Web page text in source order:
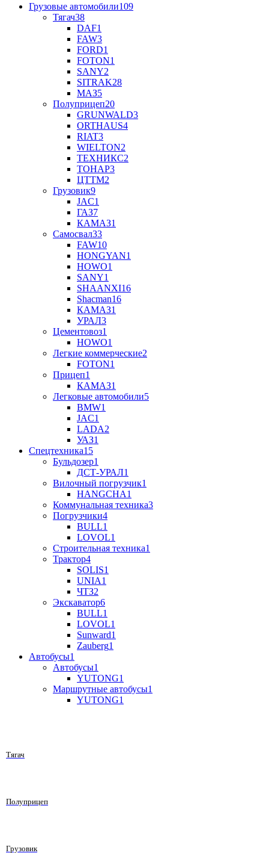
Грузовые автомобили109
Тягач38
DAF1
FAW3
FORD1
FOTON1
SANY2
SITRAK28
МАЗ5
Полуприцеп20
GRUNWALD3
ORTHAUS4
RIAT3
WIELTON2
ТЕХНИКС2
ТОНАР3
ЦТТМ2
Грузовик9
JAC1
ГАЗ7
КАМАЗ1
Самосвал33
FAW10
HONGYAN1
HOWO1
SANY1
SHAANXI16
Shaсman16
КАМАЗ1
УРАЛ3
Цементовоз1
HOWO1
Легкие коммерческие2
FOTON1
Прицеп1
КАМАЗ1
Легковые автомобили5
BMW1
JAC1
LADA2
УАЗ1
Спецтехника15
Бульдозер1
ДСТ-УРАЛ1
Вилочный погрузчик1
HANGCHA1
Коммунальная техника3
Погрузчики4
BULL1
LOVOL1
Строительная техника1
Трактор4
SOLIS1
UNIA1
ЧТЗ2
Экскаватор6
BULL1
LOVOL1
Sunward1
Zauberg1
Автобусы1
Автобусы1
YUTONG1
Маршрутные автобусы1
YUTONG1
Тягач
Полуприцеп
Грузовик